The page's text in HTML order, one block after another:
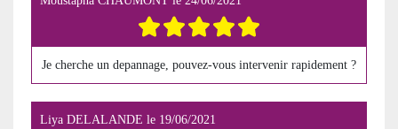
Je cherche un depannage, pouvez-vous intervenir rapidement ?
Liya DELALANDE le 19/06/2021